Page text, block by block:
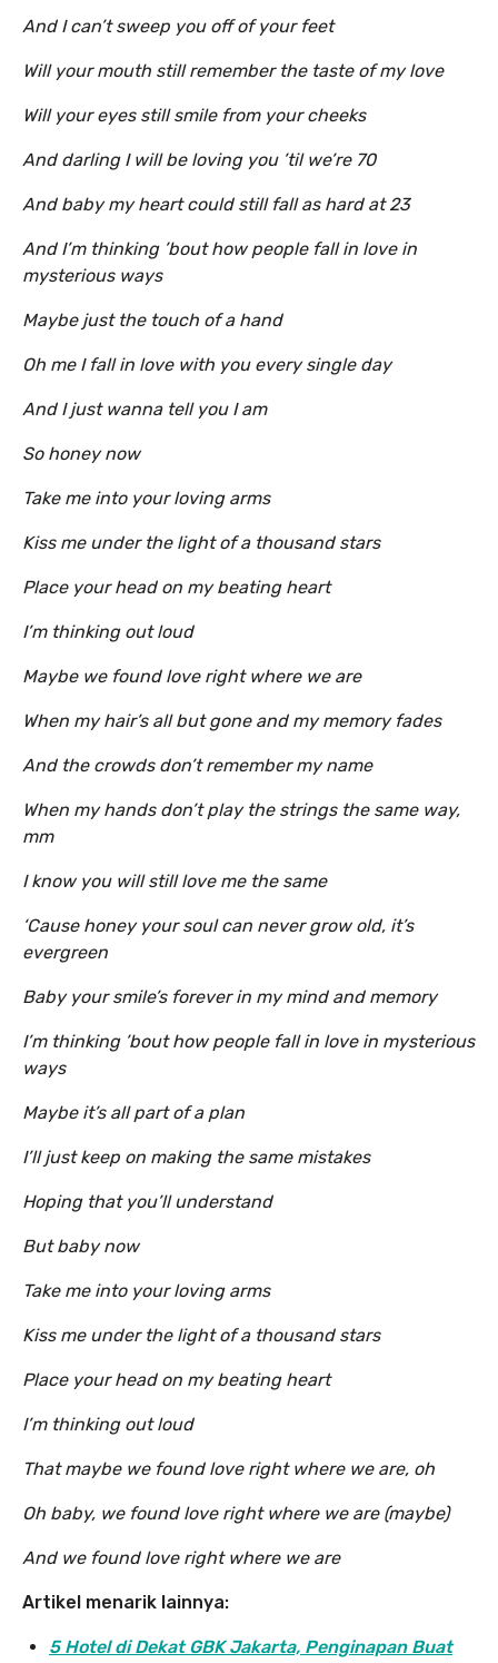
And I can’t sweep you off of your feet
Will your mouth still remember the taste of my love
Will your eyes still smile from your cheeks
And darling I will be loving you ’til we’re 70
And baby my heart could still fall as hard at 23
And I’m thinking ’bout how people fall in love in
mysterious ways
Maybe just the touch of a hand
Oh me I fall in love with you every single day
And I just wanna tell you I am
So honey now
Take me into your loving arms
Kiss me under the light of a thousand stars
Place your head on my beating heart
I’m thinking out loud
Maybe we found love right where we are
When my hair’s all but gone and my memory fades
And the crowds don’t remember my name
When my hands don’t play the strings the same way,
mm
I know you will still love me the same
‘Cause honey your soul can never grow old, it’s
evergreen
Baby your smile’s forever in my mind and memory
I’m thinking ’bout how people fall in love in mysterious
ways
Maybe it’s all part of a plan
I’ll just keep on making the same mistakes
Hoping that you’ll understand
But baby now
Take me into your loving arms
Kiss me under the light of a thousand stars
Place your head on my beating heart
I’m thinking out loud
That maybe we found love right where we are, oh
Oh baby, we found love right where we are (maybe)
And we found love right where we are
Artikel menarik lainnya:
5 Hotel di Dekat GBK Jakarta, Penginapan Buat